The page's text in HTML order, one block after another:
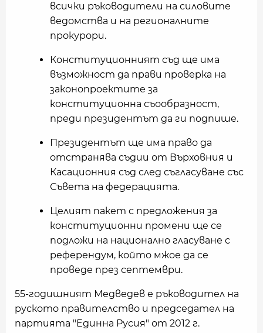
всички ръководители на силовите
ведомства и на регионалните
прокурори.
Конституционният съд ще има
възможност да прави проверка на
законопроектите за
конституционна съообразност,
преди президентът да ги подпише.
Президентът ще има право да
отстранява съдии от Върховния и
Касационния съд след съгласуване със
Съвета на федерацията.
Целият пакет с предложения за
конституционни промени ще се
подложи на национално гласуване с
референдум, който мжое да се
проведе през септември.
55-годишният Медведев е ръководител на
руското правителство и председател на
партията "Единна Русия" от 2012 г.